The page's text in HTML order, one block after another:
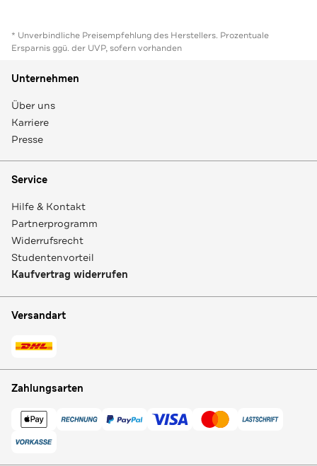
* Unverbindliche Preisempfehlung des Herstellers. Prozentuale
Ersparnis ggü. der UVP, sofern vorhanden
Unternehmen
Über uns
Karriere
Presse
Service
Hilfe & Kontakt
Partnerprogramm
Widerrufsrecht
Studentenvorteil
Kaufvertrag widerrufen
Versandart
Zahlungsarten